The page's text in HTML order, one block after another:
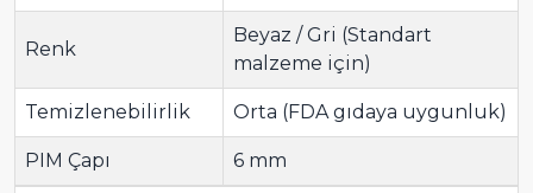
Renk
Beyaz / Gri (Standart
malzeme için)
Temizlenebilirlik Orta (FDA gıdaya uygunluk)
PIM Çapı 6 mm